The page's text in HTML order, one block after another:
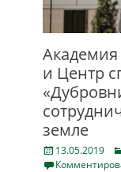
Академия
и Центр
земле
Posted
on
13.05.2019